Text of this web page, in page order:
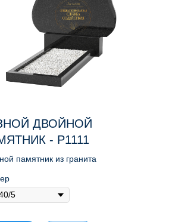
ДВОЙНОЙ
- Р1111
памятник из гранита